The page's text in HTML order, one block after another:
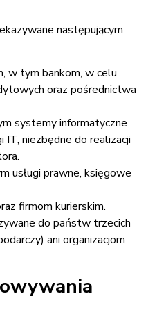
następującym
w tym bankom, w celu
oraz pośrednictwa
systemy informatyczne
IT, niezbędne do realizacji
usługi prawne, księgowe
firmom kurierskim.
do państw trzecich
ani organizacjom